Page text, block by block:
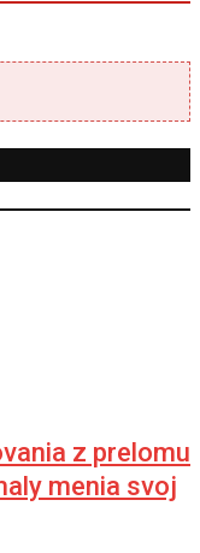
z prelomu
menia svoj